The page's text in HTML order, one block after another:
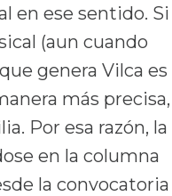
en ese sentido. Si
(aun cuando
genera Vilca es
más precisa,
Por esa razón, la
en la columna
la convocatoria